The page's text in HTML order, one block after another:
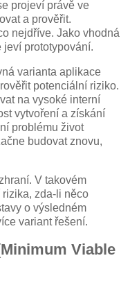
projeví právě ve
a prověřit.
nejdříve. Jako vhodná
jeví prototypování.
varianta aplikace
potenciální riziko.
na vysoké interní
vytvoření a získání
problému život
budovat znovu,
V takovém
zda-li něco
o výsledném
variant řešení.
Viable